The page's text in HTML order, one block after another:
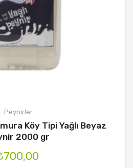
Peynirler
Köy Tipi Yağlı Beyaz
2000 gr
700,00